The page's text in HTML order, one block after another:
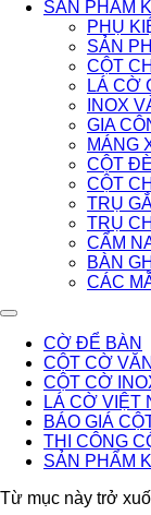
SẢN PHẨM
PHỤ
SẢN
CỘT
LÁ CỜ
INOX
GIA
MÁNG
CỘT
CỘT
TRỤ
TRỤ
CẨM
BÀN
CÁC
CỜ ĐỂ BÀN
CỘT CỜ
CỘT CỜ
LÁ CỜ VIỆT
BÁO GIÁ
THI CÔNG
SẢN PHẨM
Từ mục này trở